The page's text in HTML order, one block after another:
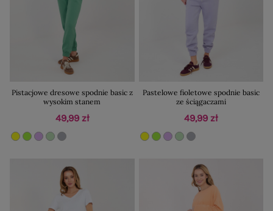
Pistacjowe dresowe spodnie basic z
wysokim stanem
49,99 zł
Pastelowe fioletowe spodnie basic
ze ściągaczami
49,99 zł